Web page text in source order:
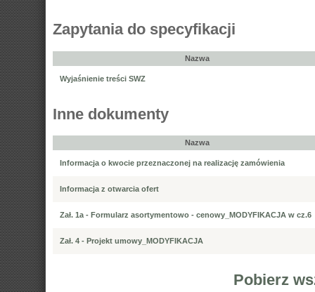
Zapytania do specyfikacji
Nazwa
Wyjaśnienie treści SWZ
Inne dokumenty
Nazwa
Informacja o kwocie przeznaczonej na realizację zamówienia
Informacja z otwarcia ofert
Zał. 1a - Formularz asortymentowo - cenowy_MODYFIKACJA w cz.6
Zał. 4 - Projekt umowy_MODYFIKACJA
Pobierz